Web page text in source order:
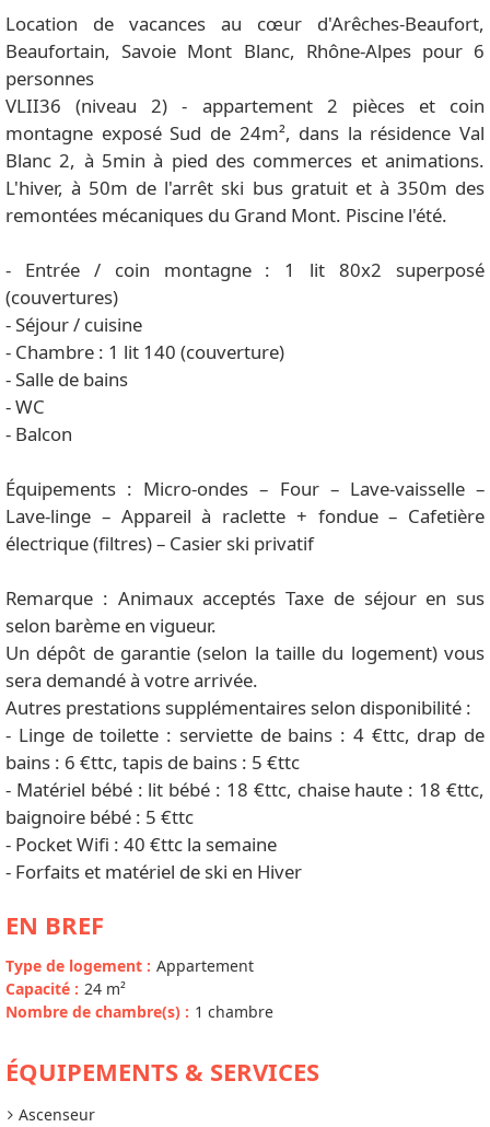
Location de vacances au cœur d'Arêches-Beaufort,
Beaufortain, Savoie Mont Blanc, Rhône-Alpes pour 6
personnes
VLII36 (niveau 2) - appartement 2 pièces et coin
montagne exposé Sud de 24m², dans la résidence Val
Blanc 2, à 5min à pied des commerces et animations.
L'hiver, à 50m de l'arrêt ski bus gratuit et à 350m des
remontées mécaniques du Grand Mont. Piscine l'été.
- Entrée / coin montagne : 1 lit 80x2 superposé
(couvertures)
- Séjour / cuisine
- Chambre : 1 lit 140 (couverture)
- Salle de bains
- WC
- Balcon
Équipements : Micro-ondes – Four – Lave-vaisselle –
Lave-linge – Appareil à raclette + fondue – Cafetière
électrique (filtres) – Casier ski privatif
Remarque : Animaux acceptés Taxe de séjour en sus
selon barème en vigueur.
Un dépôt de garantie (selon la taille du logement) vous
sera demandé à votre arrivée.
Autres prestations supplémentaires selon disponibilité :
- Linge de toilette : serviette de bains : 4 €ttc, drap de
bains : 6 €ttc, tapis de bains : 5 €ttc
- Matériel bébé : lit bébé : 18 €ttc, chaise haute : 18 €ttc,
baignoire bébé : 5 €ttc
- Pocket Wifi : 40 €ttc la semaine
- Forfaits et matériel de ski en Hiver
EN BREF
Type de logement : Appartement
Capacité : 24 m²
Nombre de chambre(s) : 1 chambre
ÉQUIPEMENTS & SERVICES
Ascenseur